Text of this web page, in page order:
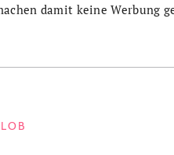
damit keine Werbung